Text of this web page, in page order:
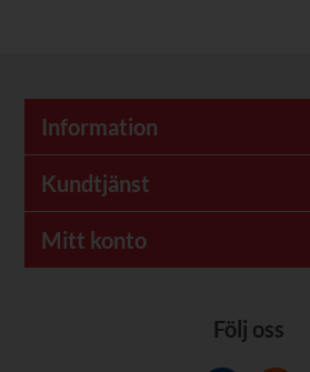
Information
Kundtjänst
Mitt konto
Följ oss